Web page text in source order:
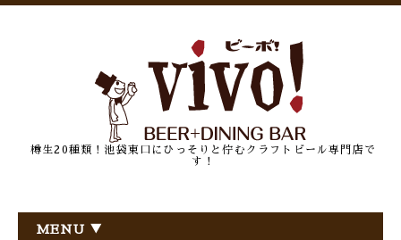
樽生20種類！池袋東口にひっそりと佇むクラフトビール専門店で
す！
MENU ▼